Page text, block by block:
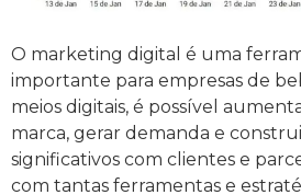
O marketing digital é uma
importante para empresas de
meios digitais, é possível
marca, gerar demanda e
significativos com clientes e
com tantas ferramentas e